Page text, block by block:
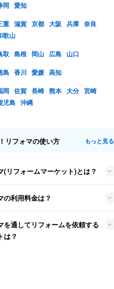
岡 愛知
重 滋賀 京都 大阪 兵庫 奈良
歌山
取 島根 岡山 広島
山口
島 香川 愛媛 高知
岡 佐賀 長崎 熊本 大分 宮崎
児島 沖縄
リフォマの使い方 もっと見る
(リフォームマーケット)とは？
の利用料金は？
を通してリフォームを依頼する
は？